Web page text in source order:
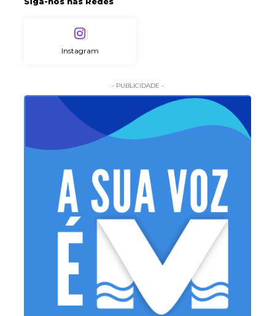
Instagram
- PUBLICIDADE -